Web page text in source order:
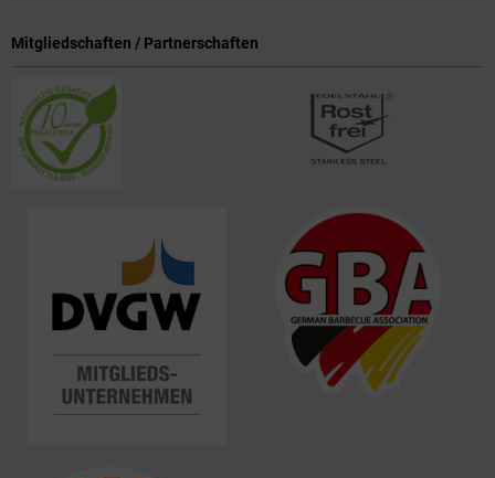
Mitgliedschaften / Partnerschaften